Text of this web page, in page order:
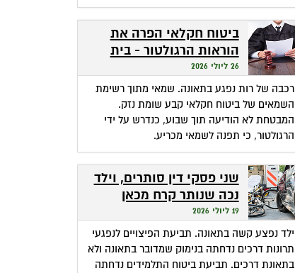
ביטוח חקלאי הפרה את
הוראות הרגולטור - בית
המשפט חילץ אותה
26 ליולי 2026
רכבה של רות נפגע בתאונה. שמאי מתוך רשימת
השמאים של ביטוח חקלאי קבע שומת נזק.
המבטחת לא הודיעה תוך שבוע, כנדרש על ידי
הרגולטור, כי תפנה לשמאי מכריע.
שני פסקי דין סותרים, וילד
נכה שנותר קרח מכאן
ומכאן
19 ליולי 2026
ילד נפצע קשה בתאונה. תביעת הפיצויים לנפגעי
תרונות דרכים נדחתה בנימוק שמדובר בתאונה ולא
בתאונת דרכים. תביעת ביטוח התלמידים נדחתה